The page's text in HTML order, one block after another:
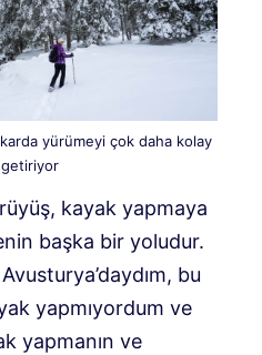
yürümeyi çok daha kolay
kayak yapmaya
başka bir yoludur.
bu
yapmıyordum ve
yapmanın ve